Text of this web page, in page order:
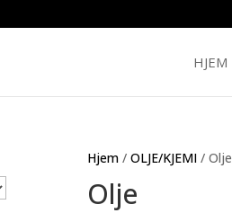
HJEM
Hjem/ OLJE/KJEMI/ Olje
Olje